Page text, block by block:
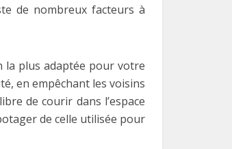
de nombreux facteurs à
la plus adaptée pour votre
en empêchant les voisins
de courir dans l’espace
de celle utilisée pour